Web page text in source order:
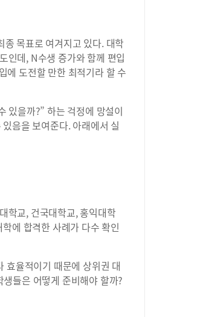
목표로 여겨지고 있다. 대학
인데, N수생 증가와 함께 편입
에 도전할 만한 최적기라 할 수
있을까?” 하는 걱정에 망설이
음을 보여준다. 아래에서 실
학교, 건국대학교, 홍익대학
에 합격한 사례가 다수 확인
효율적이기 때문에 상위권 대
들은 어떻게 준비해야 할까?